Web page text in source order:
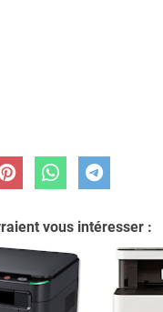
vous intéresser :